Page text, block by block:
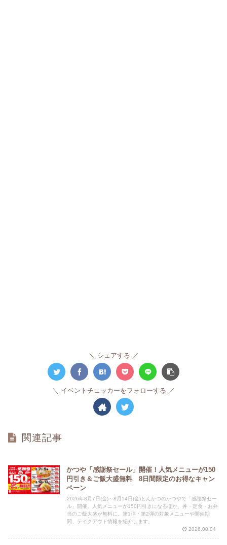
シェアする
イベントチェッカーをフォローする
関連記事
かつや「感謝祭セール」開催！人気メニューが150
円引き＆ご飯大盛無料 8日間限定のお得なキャン
ペーン
2026年8月7日(金)～8月14日(金)とんかつのかつやで「感謝祭セー
ル」開催。人気メニューが150円引きになるほか、丼・定食・お弁
当のご飯大盛が無料に。第1弾・第2弾の対象メニューや開催期
間、テイクアウト情報を紹介します。
2026.08.04